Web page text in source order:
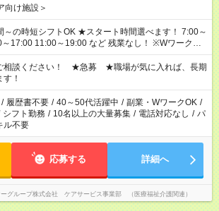
向け施設＞
トOK ★スタート時間選べます！ 7:00～
11:00～19:00 など 残業なし！ ※Wワークの
お仕事と合わせ週40時間超の就業はご案内できませ
基づき、週20時間以上勤務は社会保険への加入対象
※労働者派遣法（日雇い派遣の原則禁止）により、
期間の就業はご案内が難しい場合があります
相談ください！ ★急募 ★職場が気に入れば、長期
！
/ 履歴書不要 / 40～50代活躍中 / 副業・WワークOK /
シフト勤務 / 10名以上の大量募集 / 電話対応なし / パ
ル不要
応募する 詳細へ
ーグループ株式会社 ケアサービス事業部 （医療福祉介護関連）